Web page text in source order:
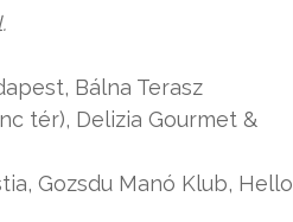
Bálna Terasz
tér), Delizia Gourmet &
Gozsdu Manó Klub, Hello